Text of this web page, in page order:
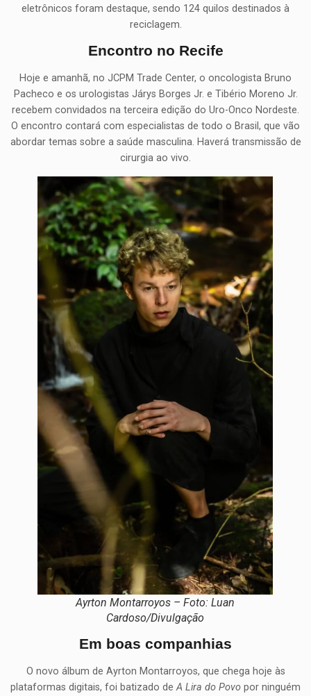
eletrônicos foram destaque, sendo 124 quilos destinados à
reciclagem.
Encontro no Recife
Hoje e amanhã, no JCPM Trade Center, o oncologista Bruno
Pacheco e os urologistas Járys Borges Jr. e Tibério Moreno Jr.
recebem convidados na terceira edição do Uro-Onco Nordeste.
O encontro contará com especialistas de todo o Brasil, que vão
abordar temas sobre a saúde masculina. Haverá transmissão de
cirurgia ao vivo.
Ayrton Montarroyos – Foto: Luan
Cardoso/Divulgação
Em boas companhias
O novo álbum de Ayrton Montarroyos, que chega hoje às
plataformas digitais, foi batizado deA Lira do Povo por ninguém